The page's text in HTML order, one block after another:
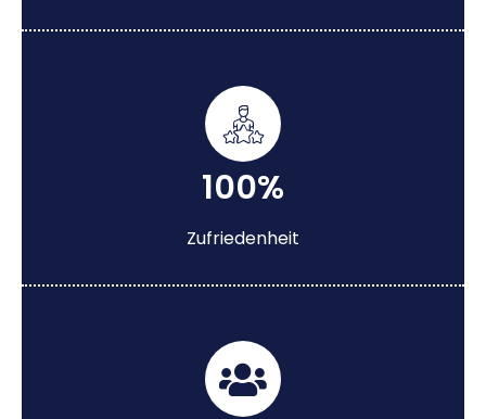
100%
Zufriedenheit